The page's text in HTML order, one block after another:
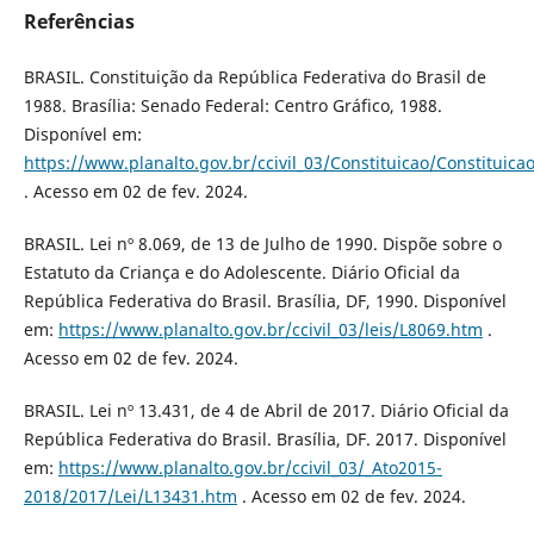
Referências
BRASIL. Constituição da República Federativa do Brasil de
1988. Brasília: Senado Federal: Centro Gráfico, 1988.
Disponível em:
https://www.planalto.gov.br/ccivil_03/Constituicao/
. Acesso em 02 de fev. 2024.
BRASIL. Lei nº 8.069, de 13 de Julho de 1990. Dispõe sobre o
Estatuto da Criança e do Adolescente. Diário Oficial da
República Federativa do Brasil. Brasília, DF, 1990. Disponível
em: https://www.planalto.gov.br/ccivil_03/leis/L8069.htm .
Acesso em 02 de fev. 2024.
BRASIL. Lei nº 13.431, de 4 de Abril de 2017. Diário Oficial da
República Federativa do Brasil. Brasília, DF. 2017. Disponível
em: https://www.planalto.gov.br/ccivil_03/_Ato2015-
2018/2017/Lei/L13431.htm . Acesso em 02 de fev. 2024.